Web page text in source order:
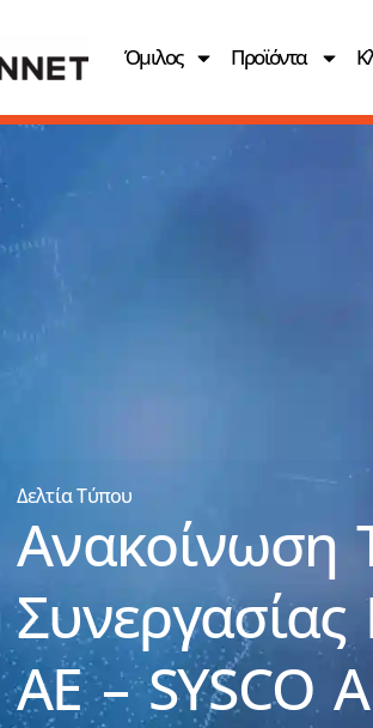
Όμιλος Προϊόντα
Δελτία Τύπου
Ανακοίνωση
Συνεργασίας
AE – SYSCO